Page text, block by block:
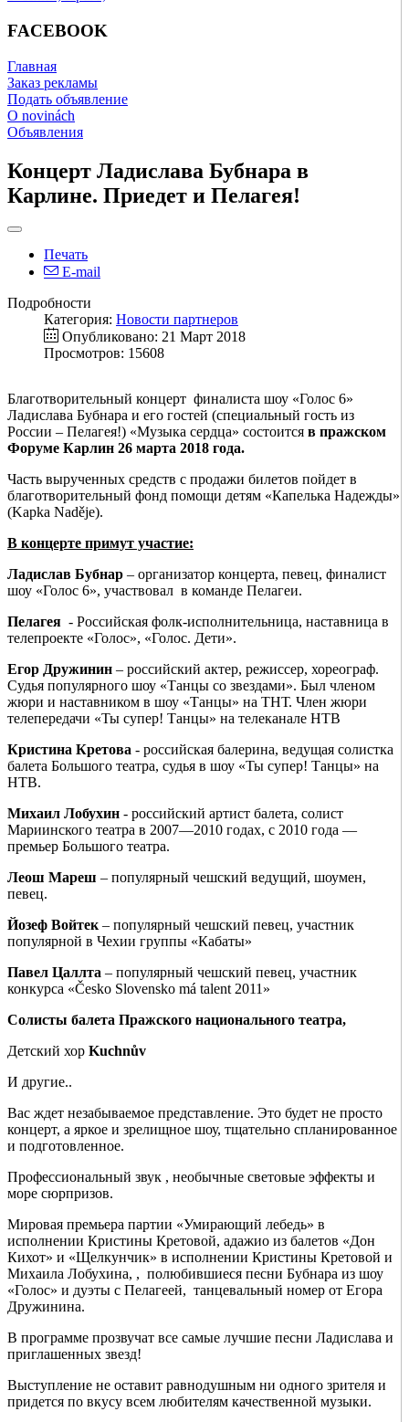
FACEBOOK
Главная
Заказ рекламы
Подать объявление
O novinách
Объявления
Концерт Ладислава Бубнара в
Карлине. Приедет и Пелагея!
Печать
E-mail
Подробности
Категория: Новости партнеров
Опубликовано: 21 Март 2018
Просмотров: 15608
Благотворительный концерт финалиста шоу «Голос 6»
Ладислава Бубнара и его гостей (специальный гость из
России – Пелагея!) «Музыка сердца» состоится в пражском
Форуме Карлин 26 марта 2018 года.
Часть вырученных средств с продажи билетов пойдет в
благотворительный фонд помощи детям «Капелька Надежды»
(Kapka Naděje).
В концерте примут участие:
Ладислав Бубнар – организатор концерта, певец, финалист
шоу «Голос 6», участвовал в команде Пелагеи.
Пелагея - Российская фолк-исполнительница, наставница в
телепроекте «Голос», «Голос. Дети».
Егор Дружинин – российский актер, режиссер, хореограф.
Судья популярного шоу «Танцы со звездами». Был членом
жюри и наставником в шоу «Танцы» на ТНТ. Член жюри
телепередачи «Ты супер! Танцы» на телеканале НТВ
Кристина Кретова - российская балерина, ведущая солистка
балета Большого театра, судья в шоу «Ты супер! Танцы» на
НТВ.
Михаил Лобухин - российский артист балета, солист
Мариинского театра в 2007—2010 годах, с 2010 года —
премьер Большого театра.
Леош Мареш – популярный чешский ведущий, шоумен,
певец.
Йозеф Войтек – популярный чешский певец, участник
популярной в Чехии группы «Кабаты»
Павел Цаллта – популярный чешский певец, участник
конкурса «Česko Slovensko má talent 2011»
Солисты балета Пражского национального театра,
Детский хор Kuchnův
И другие..
Вас ждет незабываемое представление. Это будет не просто
концерт, а яркое и зрелищное шоу, тщательно спланированное
и подготовленное.
Профессиональный звук , необычные световые эффекты и
море сюрпризов.
Мировая премьера партии «Умирающий лебедь» в
исполнении Кристины Кретовой, адажио из балетов «Дон
Кихот» и «Щелкунчик» в исполнении Кристины Кретовой и
Михаила Лобухина, , полюбившиеся песни Бубнара из шоу
«Голос» и дуэты с Пелагеей, танцевальный номер от Егора
Дружинина.
В программе прозвучат все самые лучшие песни Ладислава и
приглашенных звезд!
Выступление не оставит равнодушным ни одного зрителя и
придется по вкусу всем любителям качественной музыки.